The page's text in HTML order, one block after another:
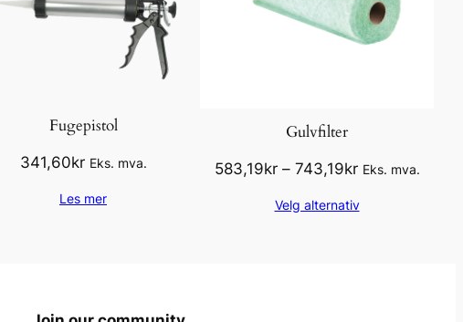
Fugepistol
341,60kr Eks. mva.
Les mer
Gulvfilter
583,19kr – 743,19krPrisområde:
til
Eks. mva.
Velg alternativ